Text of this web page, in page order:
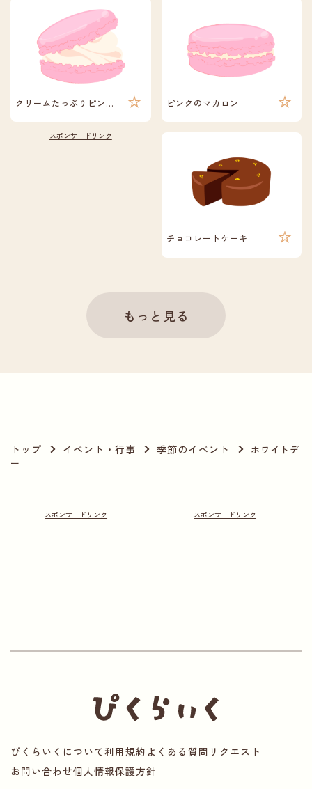
クリームたっぷりピンクのマカロン ピンクのマカロン
チョコレートケーキ
もっと見る
トップ イベント・行事 季節のイベント
ホワイトデ
ー
ぴくらいくについて利用規約 よくある質問 リクエスト
お問い合わせ個人情報保護方針